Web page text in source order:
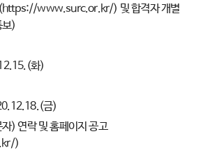
www.surc.or.kr/) 및 합격자 개별
보)
화)
금)
) 연락 및 홈페이지 공고
)